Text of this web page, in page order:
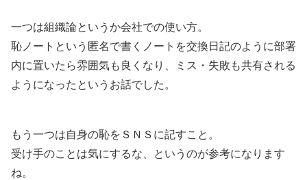
一つは組織論というか会社での使い方。
恥ノートという匿名で書くノートを交換日記のように部署
内に置いたら雰囲気も良くなり、ミス・失敗も共有される
ようになったというお話でした。
もう一つは自身の恥をＳＮＳに記すこと。
受け手のことは気にするな、というのが参考になります
ね。